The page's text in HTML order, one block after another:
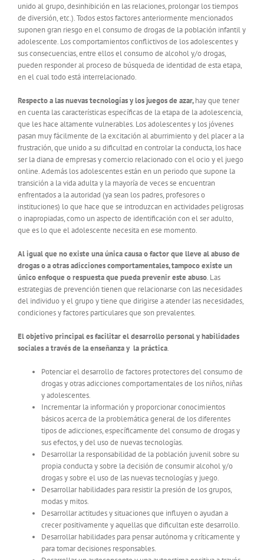
unido al grupo, desinhibición en las relaciones, prolongar los tiempos
de diversión, etc.). Todos estos factores anteriormente mencionados
suponen gran riesgo en el consumo de drogas de la población infantil y
adolescente. Los comportamientos conflictivos de los adolescentes y
sus consecuencias, entre ellos el consumo de alcohol y/o drogas,
pueden responder al proceso de búsqueda de identidad de esta etapa,
en el cual todo está interrelacionado.
Respecto a las nuevas tecnologías y los juegos de azar,hay que tener
en cuenta las características específicas de la etapa de la adolescencia,
que les hace altamente vulnerables. Los adolescentes y los jóvenes
pasan muy fácilmente de la excitación al aburrimiento y del placer a la
frustración, que unido a su dificultad en controlar la conducta, los hace
ser la diana de empresas y comercio relacionado con el ocio y el juego
online. Además los adolescentes están en un periodo que supone la
transición a la vida adulta y la mayoría de veces se encuentran
enfrentados a la autoridad (ya sean los padres, profesores o
instituciones) lo que hace que se introduzcan en actividades peligrosas
o inapropiadas, como un aspecto de identificación con el ser adulto,
que es lo que el adolescente necesita en ese momento.
Al igual que no existe una única causa o factor que lleve al abuso de
drogas o a otras adicciones comportamentales, tampoco existe un
único enfoque o respuesta que pueda prevenir este abuso. Las
estrategias de prevención tienen que relacionarse con las necesidades
del individuo y el grupo y tiene que dirigirse a atender las necesidades,
condiciones y factores particulares que son prevalentes.
El objetivo principal es facilitar el desarrollo personal y habilidades
sociales a través de la enseñanza y la práctica.
Potenciar el desarrollo de factores protectores del consumo de
drogas y otras adicciones comportamentales de los niños, niñas
y adolescentes.
Incrementar la información y proporcionar conocimientos
básicos acerca de la problemática general de los diferentes
tipos de adicciones, específicamente del consumo de drogas y
sus efectos, y del uso de nuevas tecnologías.
Desarrollar la responsabilidad de la población juvenil sobre su
propia conducta y sobre la decisión de consumir alcohol y/o
drogas y sobre el uso de las nuevas tecnologías y juego.
Desarrollar habilidades para resistir la presión de los grupos,
modas y mitos.
Desarrollar actitudes y situaciones que influyen o ayudan a
crecer positivamente y aquellas que dificultan este desarrollo.
Desarrollar habilidades para pensar autónoma y críticamente y
para tomar decisiones responsables.